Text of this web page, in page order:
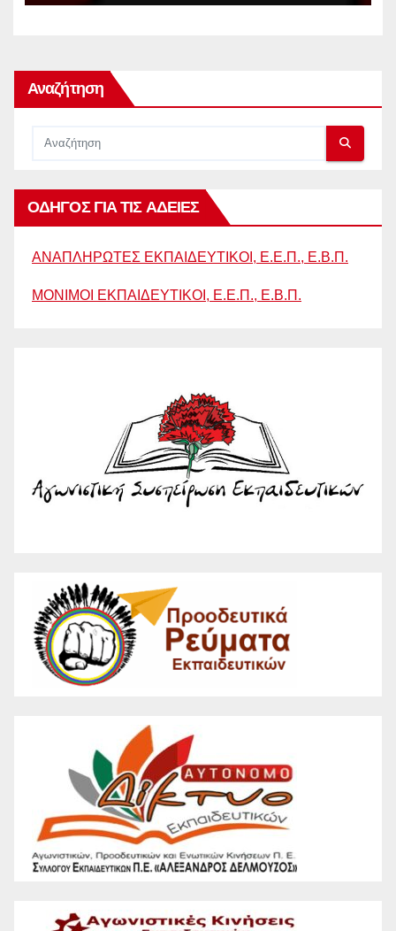
ΣΥΣΠΕΙΡΩΣΕΙΣ .ΠΕ για το ΠΥΣΠΕ
Αναζήτηση
ΟΔΗΓΟΣ ΓΙΑ ΤΙΣ ΑΔΕΙΕΣ
ΑΝΑΠΛΗΡΩΤΕΣ ΕΚΠΑΙΔΕΥΤΙΚΟΙ, Ε.Ε.Π., Ε.Β.Π.
ΜΟΝΙΜΟΙ ΕΚΠΑΙΔΕΥΤΙΚΟΙ, Ε.Ε.Π., Ε.Β.Π.